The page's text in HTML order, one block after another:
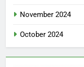
November 2024
October 2024